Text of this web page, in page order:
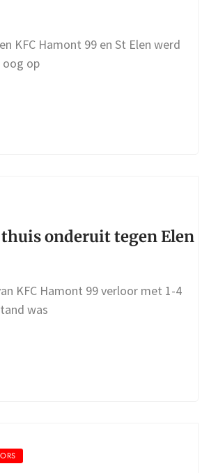
KFC Hamont 99 en St Elen werd
op
onderuit tegen Elen
KFC Hamont 99 verloor met 1-4
was